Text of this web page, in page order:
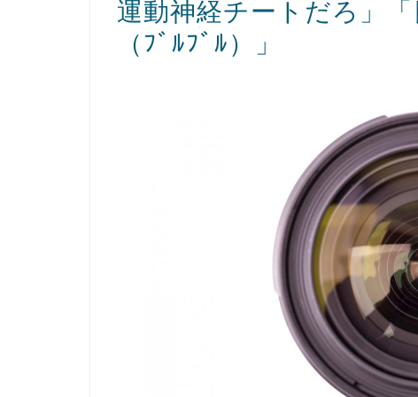
運動神経チートだろ」
（ﾌﾞﾙﾌﾞﾙ）」